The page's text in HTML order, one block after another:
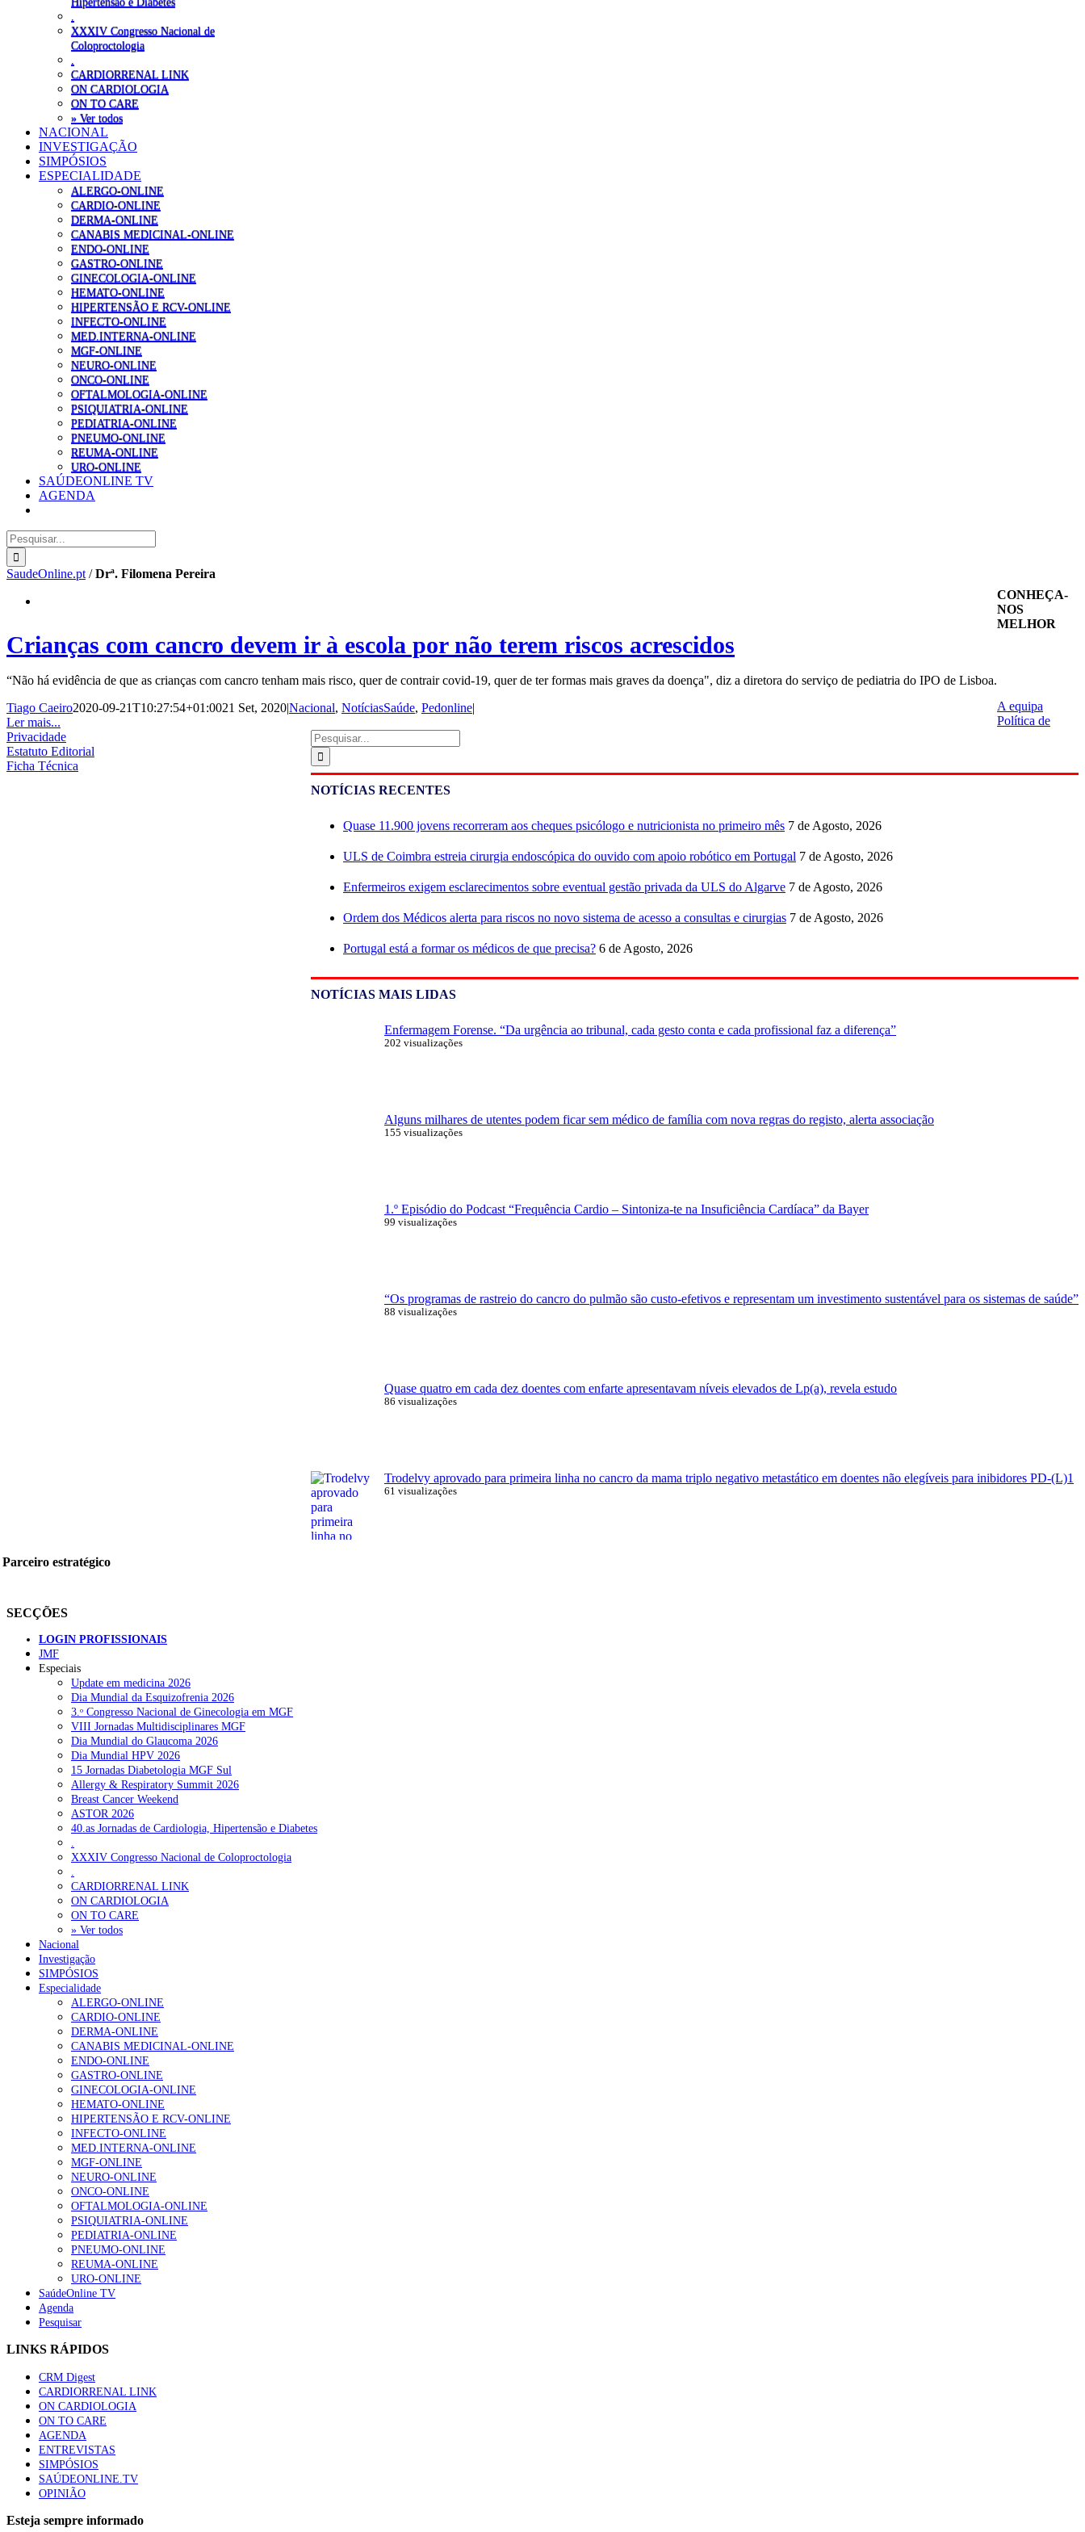
XXXIV Congresso Nacional de
Coloproctologia
CARDIORRENAL LINK
ON CARDIOLOGIA
ON TO CARE
» Ver todos
NACIONAL
INVESTIGAÇÃO
SIMPÓSIOS
ESPECIALIDADE
ALERGO-ONLINE
CARDIO-ONLINE
DERMA-ONLINE
CANABIS MEDICINAL-ONLINE
ENDO-ONLINE
GASTRO-ONLINE
GINECOLOGIA-ONLINE
HEMATO-ONLINE
HIPERTENSÃO E RCV-ONLINE
INFECTO-ONLINE
MED.INTERNA-ONLINE
MGF-ONLINE
NEURO-ONLINE
ONCO-ONLINE
OFTALMOLOGIA-ONLINE
PSIQUIATRIA-ONLINE
PEDIATRIA-ONLINE
PNEUMO-ONLINE
REUMA-ONLINE
URO-ONLINE
SAÚDEONLINE TV
AGENDA
Pesquisar
SaudeOnline.pt /Drª. Filomena Pereira
Crianças com cancro devem ir à escola por não terem riscos acrescidos
“Não há evidência de que as crianças com cancro tenham mais risco, quer de contrair covid-19, quer de ter formas mais graves da doença", diz a diretora do serviço de pediatria do IPO de Lisboa.
Tiago Caeiro2020-09-21T10:27:54+01:0021 Set, 2020|Nacional, NotíciasSaúde, Pedonline|
Ler mais...
Pesquisar
NOTÍCIAS RECENTES
Quase 11.900 jovens recorreram aos cheques psicólogo e nutricionista no primeiro mês 7 de Agosto, 2026
ULS de Coimbra estreia cirurgia endoscópica do ouvido com apoio robótico em Portugal 7 de Agosto, 2026
Enfermeiros exigem esclarecimentos sobre eventual gestão privada da ULS do Algarve 7 de Agosto, 2026
Ordem dos Médicos alerta para riscos no novo sistema de acesso a consultas e cirurgias 7 de Agosto, 2026
Portugal está a formar os médicos de que precisa? 6 de Agosto, 2026
NOTÍCIAS MAIS LIDAS
Enfermagem Forense. “Da urgência ao tribunal, cada gesto conta e cada profissional faz a diferença”
202 visualizações
Alguns milhares de utentes podem ficar sem médico de família com nova regras do registo, alerta associação
155 visualizações
1.º Episódio do Podcast “Frequência Cardio – Sintoniza-te na Insuficiência Cardíaca” da Bayer
99 visualizações
“Os programas de rastreio do cancro do pulmão são custo-efetivos e representam um investimento sustentável para os sistemas de saúde”
88 visualizações
Quase quatro em cada dez doentes com enfarte apresentavam níveis elevados de Lp(a), revela estudo
86 visualizações
Trodelvy aprovado para primeira linha no cancro da mama triplo negativo metastático em doentes não elegíveis para inibidores PD-(L)1
61 visualizações
CONHEÇA-
NOS
MELHOR
A equipa
Política de
Privacidade
Estatuto Editorial
Ficha Técnica
Parceiro estratégico
SECÇÕES
LOGIN PROFISSIONAIS
JMF
Especiais
Update em medicina 2026
Dia Mundial da Esquizofrenia 2026
3.ᵒ Congresso Nacional de Ginecologia em MGF
VIII Jornadas Multidisciplinares MGF
Dia Mundial do Glaucoma 2026
Dia Mundial HPV 2026
15 Jornadas Diabetologia MGF Sul
Allergy & Respiratory Summit 2026
Breast Cancer Weekend
ASTOR 2026
40.as Jornadas de Cardiologia, Hipertensão e Diabetes
XXXIV Congresso Nacional de Coloproctologia
CARDIORRENAL LINK
ON CARDIOLOGIA
ON TO CARE
» Ver todos
Nacional
Investigação
SIMPÓSIOS
Especialidade
ALERGO-ONLINE
CARDIO-ONLINE
DERMA-ONLINE
CANABIS MEDICINAL-ONLINE
ENDO-ONLINE
GASTRO-ONLINE
GINECOLOGIA-ONLINE
HEMATO-ONLINE
HIPERTENSÃO E RCV-ONLINE
INFECTO-ONLINE
MED.INTERNA-ONLINE
MGF-ONLINE
NEURO-ONLINE
ONCO-ONLINE
OFTALMOLOGIA-ONLINE
PSIQUIATRIA-ONLINE
PEDIATRIA-ONLINE
PNEUMO-ONLINE
REUMA-ONLINE
URO-ONLINE
SaúdeOnline TV
Agenda
Pesquisar
LINKS RÁPIDOS
CRM Digest
CARDIORRENAL LINK
ON CARDIOLOGIA
ON TO CARE
AGENDA
ENTREVISTAS
SIMPÓSIOS
SAÚDEONLINE.TV
OPINIÃO
Esteja sempre informado